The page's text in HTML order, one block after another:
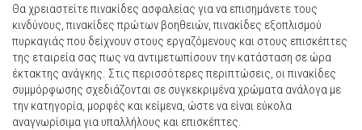
Θα χρειαστείτε πινακίδες ασφαλείας για να επισημάνετε τους
κινδύνους, πινακίδες πρώτων βοηθειών, πινακίδες εξοπλισμού
πυρκαγιάς που δείχνουν στους εργαζόμενους και στους επισκέπτες
της εταιρεία σας πως να αντιμετωπίσουν την κατάσταση σε ώρα
έκτακτης ανάγκης. Στις περισσότερες περιπτώσεις, οι πινακίδες
συμμόρφωσης σχεδιάζονται σε συγκεκριμένα χρώματα ανάλογα με
την κατηγορία, μορφές και κείμενα, ώστε να είναι εύκολα
αναγνωρίσιμα για υπαλλήλους και επισκέπτες.